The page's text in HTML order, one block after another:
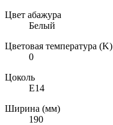
Цвет абажура
Белый
Цветовая температура (K)
0
Цоколь
E14
Ширина (мм)
190